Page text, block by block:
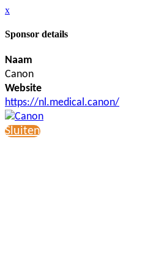
x
Sponsor details
Naam
Canon
Website
https://nl.medical.canon/
Sluiten